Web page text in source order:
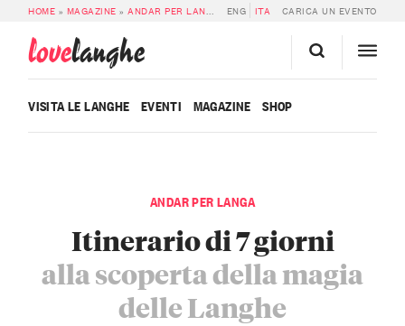
HOME » MAGAZINE »ANDAR PER LANGA »ITINERARIO DI 7 GIORNI ALLA
ENG ITA CARICA UN EVENTO
lovelanghe
VISITA LE LANGHE EVENTI MAGAZINE SHOP
ANDAR PER LANGA
Itinerario di 7 giorni
alla scoperta della magia
delle Langhe